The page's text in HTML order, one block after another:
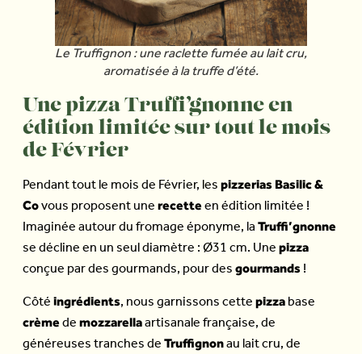
Le Truffignon : une raclette fumée au lait cru,
aromatisée à la truffe d’été.
Une pizza Truffi’gnonne en
édition limitée sur tout le mois
de Février
Pendant tout le mois de Février, les pizzerias Basilic &
Covous proposent une recetteen édition limitée !
Imaginée autour du fromage éponyme, la Truffi’gnonne
se décline en un seul diamètre : Ø31 cm. Une pizza
conçue par des gourmands, pour des gourmands!
Côté ingrédients, nous garnissons cette pizzabase
crèmede mozzarellaartisanale française, de
généreuses tranches de Truffignonau lait cru, de